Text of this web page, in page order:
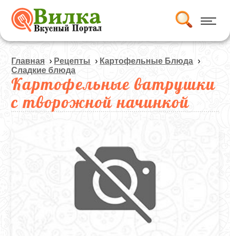
Главная › Рецепты › Картофельные Блюда ›
Сладкие блюда
Картофельные ватрушки
с творожной начинкой